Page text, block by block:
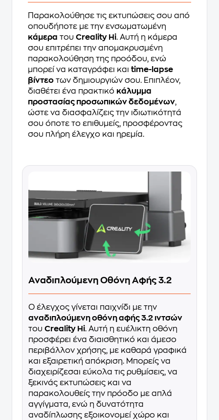
Παρακολούθησε τις εκτυπώσεις σου από
οπουδήποτε με την ενσωματωμένη
κάμερα του Creality Hi. Αυτή η κάμερα
σου επιτρέπει την απομακρυσμένη
παρακολούθηση της προόδου, ενώ
μπορεί να καταγράφει και time-lapse
βίντεο των δημιουργιών σου. Επιπλέον,
διαθέτει ένα πρακτικό κάλυμμα
προστασίας προσωπικών δεδομένων,
ώστε να διασφαλίζεις την ιδιωτικότητά
σου όποτε το επιθυμείς, προσφέροντας
σου πλήρη έλεγχο και ηρεμία.
Αναδιπλούμενη Οθόνη Αφής 3.2
Ο έλεγχος γίνεται παιχνίδι με την
αναδιπλούμενη οθόνη αφής 3.2 ιντσών
του Creality Hi. Αυτή η ευέλικτη οθόνη
προσφέρει ένα διαισθητικό και άμεσο
περιβάλλον χρήσης, με καθαρά γραφικά
και εξαιρετική απόκριση. Μπορείς να
διαχειρίζεσαι εύκολα τις ρυθμίσεις, να
ξεκινάς εκτυπώσεις και να
παρακολουθείς την πρόοδο με απλά
αγγίγματα, ενώ η δυνατότητα
αναδίπλωσης εξοικονομεί χώρο και